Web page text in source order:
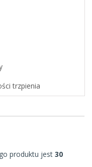
trzpienia
produktu jest 30